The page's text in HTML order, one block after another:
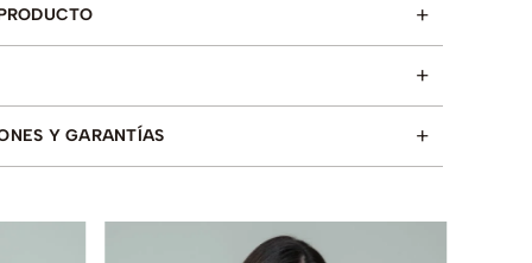
+
+
Y GARANTÍAS
+